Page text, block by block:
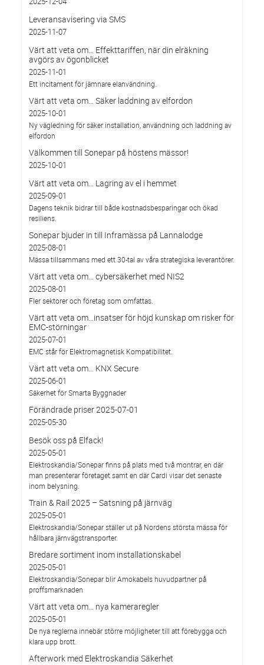
Leveransavisering via SMS
2025-11-07
Värt att veta om… Effekttariffen, när din elräkning
avgörs av ögonblicket
2025-11-01
Ett incitament för jämnare elanvändning.
Värt att veta om… Säker laddning av elfordon
2025-10-01
Ny vägledning för säker installation, användning och laddning av
elfordon
Välkommen till Sonepar på höstens mässor!
2025-10-01
Värt att veta om... Lagring av el i hemmet
2025-09-01
Dagens teknik bidrar till både kostnadsbesparingar och ökad
resiliens.
Sonepar bjuder in till Inframässa på Lannalodge
2025-08-01
Mässa tillsammans med ett 30-tal av våra strategiska leverantörer.
Värt att veta om... cybersäkerhet med NIS2
2025-08-01
Fler sektorer och företag som omfattas.
Värt att veta om…insatser för höjd kunskap om risker för
EMC-störningar
2025-07-01
EMC står för Elektromagnetisk Kompatibilitet.
Värt att veta om… KNX Secure
2025-06-01
Säkerhet för Smarta Byggnader
Förändrade priser 2025-07-01
2025-05-30
Besök oss på Elfack!
2025-05-01
Elektroskandia/Sonepar finns på plats med två montrar, en där
man presenterar företaget samt en där Cardi visar det senaste
inom belysning.
Train & Rail 2025 – Satsning på järnväg
2025-05-01
Elektroskandia/Sonepar ställer ut på Nordens största mässa för
hållbara järnvägstransporter.
Bredare sortiment inom installationskabel
2025-05-01
Elektroskandia/Sonepar blir Amokabels huvudpartner på
proffsmarknaden
Värt att veta om... nya kameraregler
2025-05-01
De nya reglerna innebär större möjligheter till att förebygga och
klara upp brott.
Afterwork med Elektroskandia Säkerhet